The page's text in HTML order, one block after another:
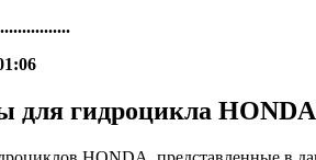
для гидроцикла HONDA